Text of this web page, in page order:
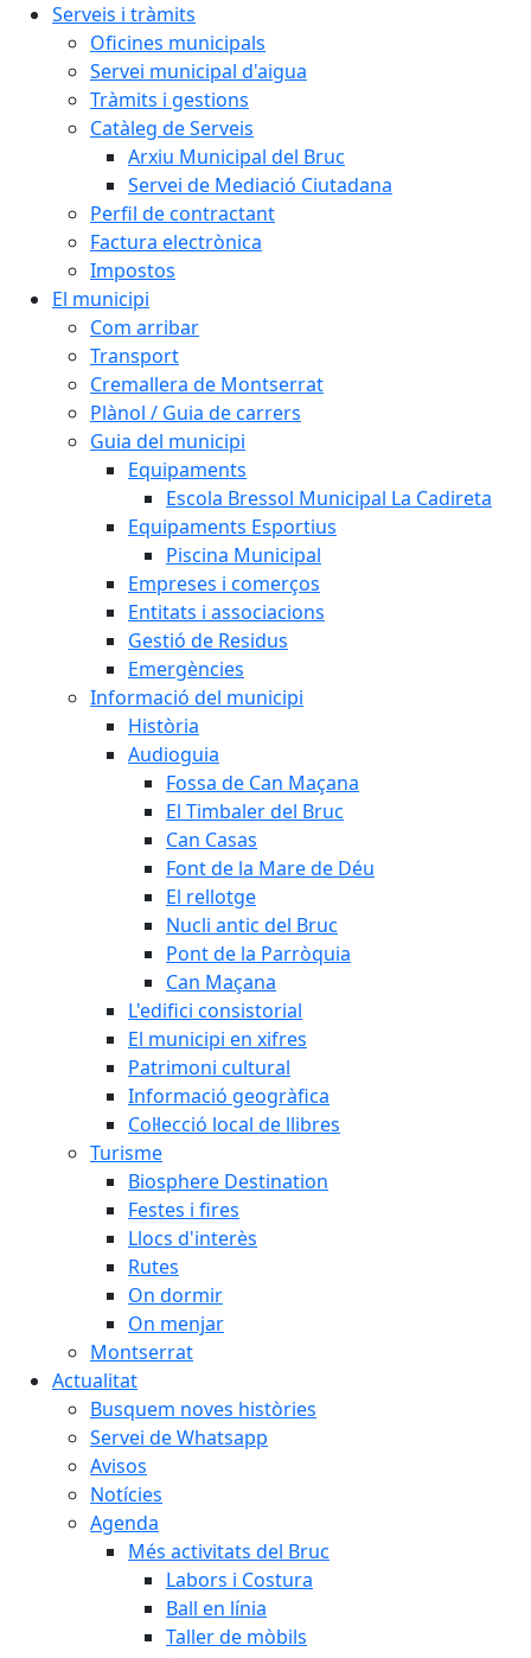
Serveis i tràmits
Oficines municipals
Servei municipal d'aigua
Tràmits i gestions
Catàleg de Serveis
Arxiu Municipal del Bruc
Servei de Mediació Ciutadana
Perfil de contractant
Factura electrònica
Impostos
El municipi
Com arribar
Transport
Cremallera de Montserrat
Plànol / Guia de carrers
Guia del municipi
Equipaments
Escola Bressol Municipal La Cadireta
Equipaments Esportius
Piscina Municipal
Empreses i comerços
Entitats i associacions
Gestió de Residus
Emergències
Informació del municipi
Història
Audioguia
Fossa de Can Maçana
El Timbaler del Bruc
Can Casas
Font de la Mare de Déu
El rellotge
Nucli antic del Bruc
Pont de la Parròquia
Can Maçana
L'edifici consistorial
El municipi en xifres
Patrimoni cultural
Informació geogràfica
Col·lecció local de llibres
Turisme
Biosphere Destination
Festes i fires
Llocs d'interès
Rutes
On dormir
On menjar
Montserrat
Actualitat
Busquem noves històries
Servei de Whatsapp
Avisos
Notícies
Agenda
Més activitats del Bruc
Labors i Costura
Ball en línia
Taller de mòbils